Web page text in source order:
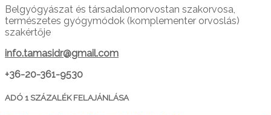
Belgyógyászat és társadalomorvostan szakorvosa,
természetes gyógymódok (komplementer orvoslás)
szakértője
info.tamasidr@gmail.com
+36-20-361-9530
ADÓ 1 SZÁZALÉK FELAJÁNLÁSA